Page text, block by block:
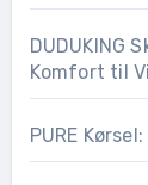
DUDUKING
Komfort til
PURE